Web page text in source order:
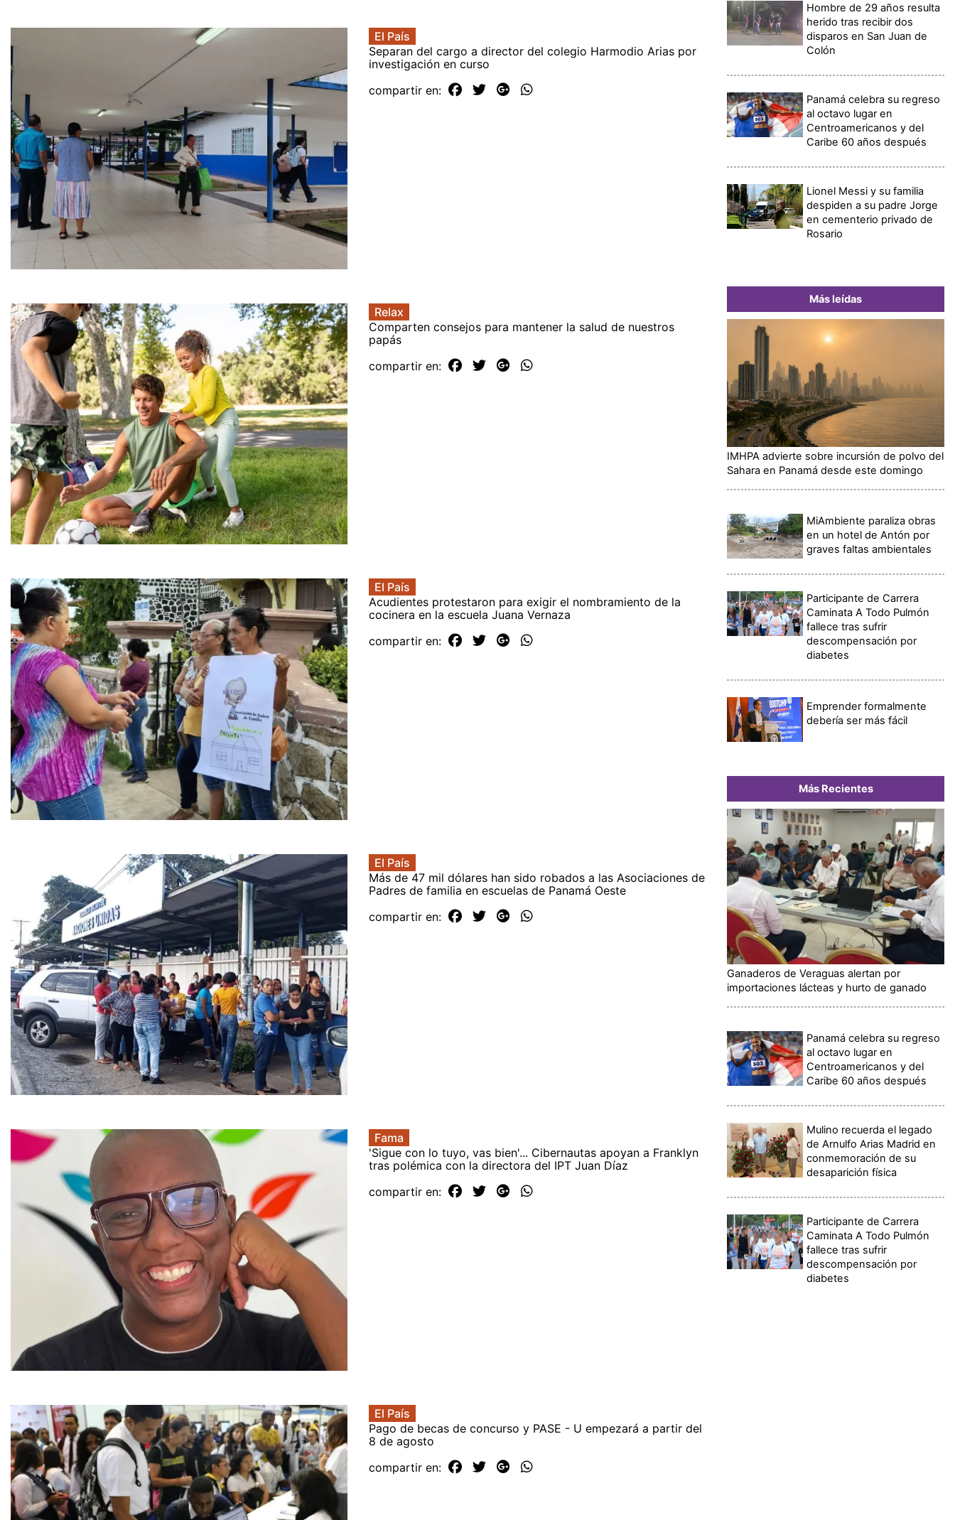
El País
Separan del cargo a director del colegio Harmodio Arias por
investigación en curso
compartir en:
Relax
Comparten consejos para mantener la salud de nuestros
papás
compartir en:
El País
Acudientes protestaron para exigir el nombramiento de la
cocinera en la escuela Juana Vernaza
compartir en:
El País
Más de 47 mil dólares han sido robados a las Asociaciones de
Padres de familia en escuelas de Panamá Oeste
compartir en:
Fama
'Sigue con lo tuyo, vas bien'... Cibernautas apoyan a Franklyn
tras polémica con la directora del IPT Juan Díaz
compartir en:
El País
Pago de becas de concurso y PASE - U empezará a partir del
8 de agosto
compartir en:
Hombre de 29 años resulta
herido tras recibir dos
disparos en San Juan de
Colón
Panamá celebra su regreso
al octavo lugar en
Centroamericanos y del
Caribe 60 años después
Lionel Messi y su familia
despiden a su padre Jorge
en cementerio privado de
Rosario
Más leídas
IMHPA advierte sobre incursión de polvo del
Sahara en Panamá desde este domingo
MiAmbiente paraliza obras
en un hotel de Antón por
graves faltas ambientales
Participante de Carrera
Caminata A Todo Pulmón
fallece tras sufrir
descompensación por
diabetes
Emprender formalmente
debería ser más fácil
Más Recientes
Ganaderos de Veraguas alertan por
importaciones lácteas y hurto de ganado
Panamá celebra su regreso
al octavo lugar en
Centroamericanos y del
Caribe 60 años después
Mulino recuerda el legado
de Arnulfo Arias Madrid en
conmemoración de su
desaparición física
Participante de Carrera
Caminata A Todo Pulmón
fallece tras sufrir
descompensación por
diabetes